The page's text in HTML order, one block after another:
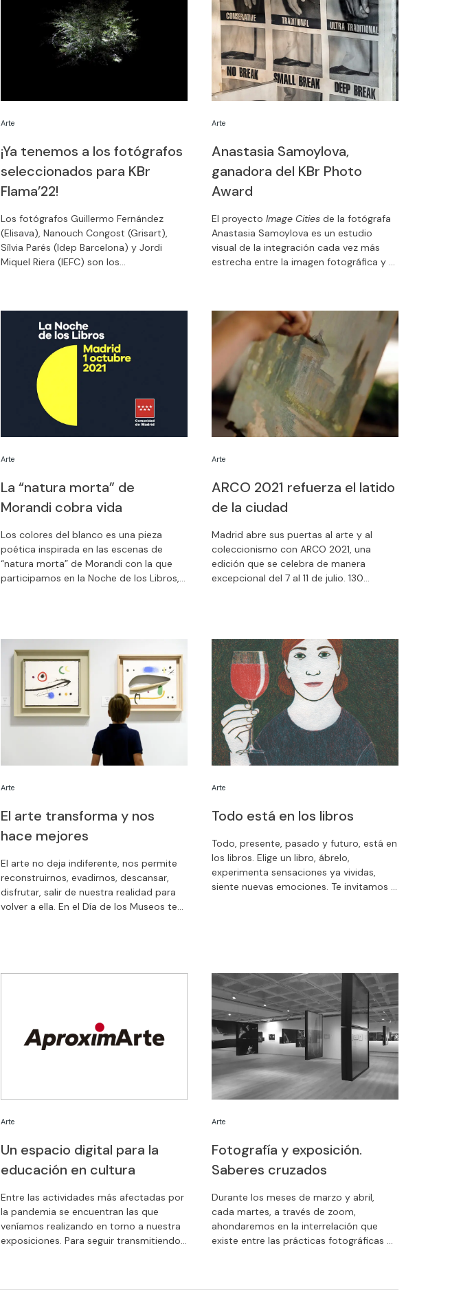
¡Ya tenemos a los fotógrafos
seleccionados para KBr
Flama’22!
Arte
Los fotógrafos Guillermo Fernández
(Elisava), Nanouch Congost (Grisart),
Sílvia Parés (Idep Barcelona) y Jordi
Miquel Riera (IEFC) son los
Anastasia Samoylova,
ganadora del KBr Photo
Award
Arte
El proyectoImage Cities de la fotógrafa
Anastasia Samoylova es un estudio
visual de la integración cada vez más
estrecha entre la imagen fotográfica y el
La “natura morta” de
Morandi cobra vida
Arte
Los colores del blanco es una pieza
poética inspirada en las escenas de
“natura morta” de Morandi con la que
participamos en la Noche de los Libros,
ARCO 2021 refuerza el latido
de la ciudad
Arte
Madrid abre sus puertas al arte y al
coleccionismo con ARCO 2021, una
edición que se celebra de manera
excepcional del 7 al 11 de julio. 130
gran protagonista, Fundación MAPFRE
ampliará el horario de visita a las
exposiciones el próximo viernes, 9 de
julio, hasta las 22 h.
El arte transforma y nos
hace mejores
Arte
El arte no deja indiferente, nos permite
reconstruirnos, evadirnos, descansar,
disfrutar, salir de nuestra realidad para
volver a ella. En el Día de los Museos te
Todo está en los libros
Arte
Todo, presente, pasado y futuro, está en
los libros. Elige un libro, ábrelo,
experimenta sensaciones ya vividas,
siente nuevas emociones. Te invitamos a
Un espacio digital para la
educación en cultura
Arte
Entre las actividades más afectadas por
la pandemia se encuentran las que
veníamos realizando en torno a nuestra
exposiciones. Para seguir transmitiendo
Fotografía y exposición.
Saberes cruzados
Arte
Durante los meses de marzo y abril,
cada martes, a través de zoom,
ahondaremos en la interrelación que
existe entre las prácticas fotográficas y